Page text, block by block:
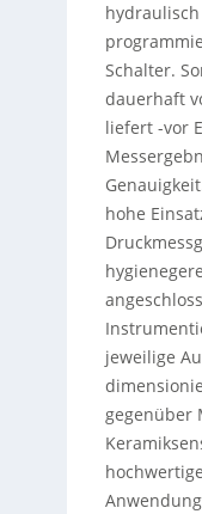
Schalter.
dauerhaft
liefert -vor
hohe
jeweilige
gegenüber